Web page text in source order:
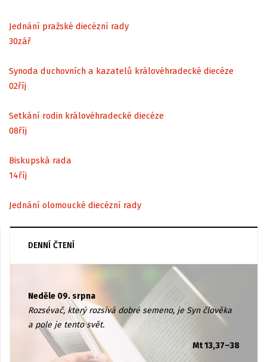
Jednání pražské diecézní rady
30zář
Synoda duchovních a kazatelů královéhradecké diecéze
02říj
Setkání rodin královéhradecké diecéze
08říj
Biskupská rada
14říj
Jednání olomoucké diecézní rady
DENNÍ ČTENÍ
Neděle 09. srpna
Rozsévač, který rozsívá dobré semeno, je Syn člověka
a pole je tento svět.
Mt 13,37–38